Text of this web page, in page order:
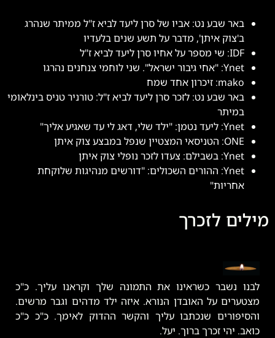
באר שבע נט: אביו של סרן ליעד לביא ז"ל ממיתר שנהרג
ב'צוק איתן', מדבר על תשע שנים בלעדיו
IDF: שי מספר על אחיו סרן ליעד לביא ז"ל
Ynet: "אחי גיבור ישראל". שני לוחמי צנחנים נהרגו
mako: זיכרון אחד שמח
באר שבע נט: לזכר סרן ליעד לביא ז"ל: טורניר טניס בינלאומי
במיתר
Ynet: ליעד נטמן: "ילד שלי, דאג לי עד שאגיע אליך"
ONE: הטניסאי המצטיין שנפל במבצע צוק איתן
Ynet: בשבילם: צעדו לזכר נופלי צוק איתן
Ynet: ההורים השכולים: "דורשים מנהיגות שלוקחת
אחריות"
מילים לזכרך
לבנו נשבר כשראינו את התמונה שלך וקראנו עליך. כ"כ
מצטערים על האובדן הנורא. איזה ילד מדהים וגבר מרשים.
והסיפורים שנכתבו עליך והקשר ההדוק לאימך. כ"כ כ"כ
כואב. יהי זכרך ברוך. יעל.